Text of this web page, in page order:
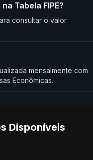
Tabela FIPE?
consultar o valor
mensalmente com
Econômicas.
Disponíveis